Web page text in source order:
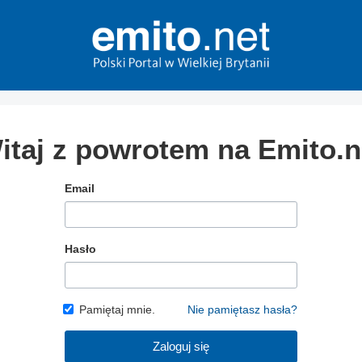
z powrotem na
Email
Hasło
Pamiętaj mnie. Nie pamiętasz hasła?
Zaloguj się